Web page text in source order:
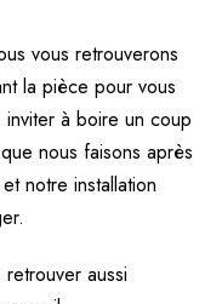
vous retrouverons
la pièce pour vous
à boire un coup
nous faisons après
notre installation
aussi